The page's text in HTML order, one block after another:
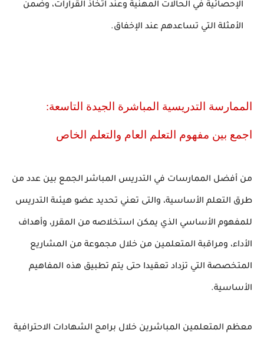
الإحصائية في الحالات المهنية وعند اتخاذ القرارات، وضمن
الأمثلة التي تساعدهم عند الإخفاق.
الممارسة التدريسية المباشرة الجيدة التاسعة:
اجمع بين مفهوم التعلم العام والتعلم الخاص
من أفضل الممارسات في التدريس المباشر الجمع بين عدد من
طرق التعلم الأساسية، والتى تعني تحديد عضو هيئىة التدريس
للمفهوم الأساسي الذي يمكن استخلاصه من المقرر، وأهداف
الأداء، ومراقبة المتعلمين من خلال مجموعة من المشاريع
المتخصصة التي تزداد تعقيدا حتى يتم تطبيق هذه المفاهيم
الأساسية.
معظم المتعلمين المباشرين خلال برامج الشهادات الاحترافية